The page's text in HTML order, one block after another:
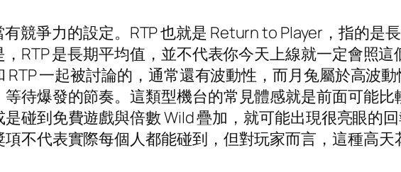
競爭力的設定。RTP 也就是 Return to Player，指的是
RTP 是長期平均值，並不代表你今天上線就一定會照
一起被討論的，通常還有波動性，而月兔屬於高波
待爆發的節奏。這類型機台的常見體感就是前面可能
碰到免費遊戲與倍數 Wild 疊加，就可能出現很亮眼的
不代表實際每個人都能碰到，但對玩家而言，這種高